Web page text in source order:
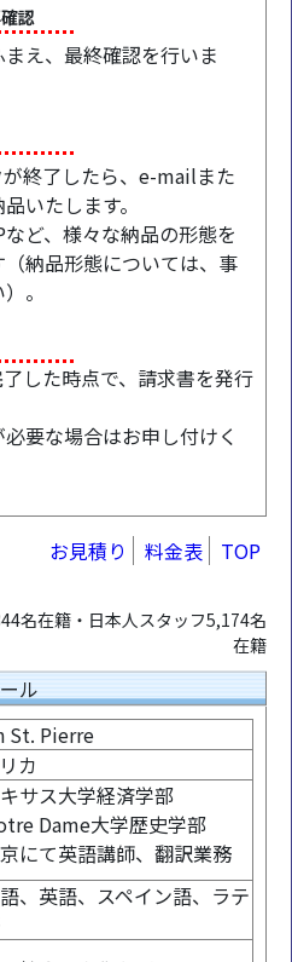
認
え、最終確認を行いま
終了したら、e-mailまた
いたします。
ど、様々な納品の形態を
納品形態については、事
。
した時点で、請求書を発行
要な場合はお申し付けく
お見積り 料金表 TOP
名在籍・日本人スタッフ5,174名
在籍
ル
St. Pierre
カ
キサス大学経済学部
Dame大学歴史学部
京にて英語講師、翻訳業務
、英語、スペイン語、ラテ